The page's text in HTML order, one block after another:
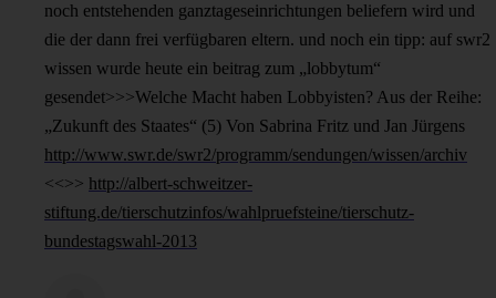
noch entstehenden ganztageseinrichtungen beliefern wird und
die der dann frei verfügbaren eltern. und noch ein tipp: auf swr2
wissen wurde heute ein beitrag zum „lobbytum“
gesendet>>>Welche Macht haben Lobbyisten? Aus der Reihe:
„Zukunft des Staates“ (5) Von Sabrina Fritz und Jan Jürgens
http://www.swr.de/swr2/programm/sendungen/wissen/archiv
<<>> http://albert-schweitzer-
stiftung.de/tierschutzinfos/wahlpruefsteine/tierschutz-
bundestagswahl-2013